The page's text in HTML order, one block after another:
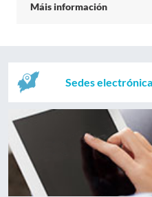
Máis información
Sedes